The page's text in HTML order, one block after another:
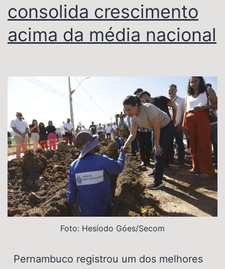
consolida crescimento
acima da média nacional
Foto: Hesíodo Góes/Secom
Pernambuco registrou um dos melhores